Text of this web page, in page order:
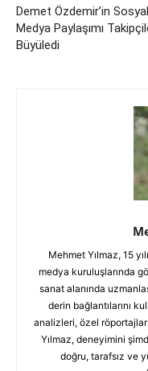
Demet Özdemir’in Sosyal
Medya Paylaşımı
Büyüledi
Mehmet Yılmaz, 15
medya kuruluşlarında
sanat alanında
derin bağlantılarını
analizleri, özel röportajlar
Yılmaz, deneyimini
doğru, tarafsız ve